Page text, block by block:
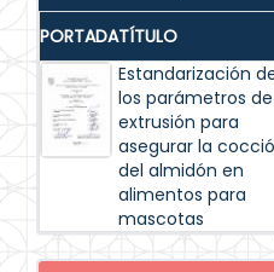
PORTADATÍTULO
Estandarización
los parámetros de
extrusión para
asegurar la
del almidón en
alimentos para
mascotas